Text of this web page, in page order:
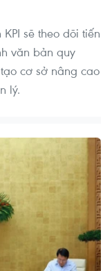
sẽ theo dõi tiến
văn bản quy
cơ sở nâng cao
lý.